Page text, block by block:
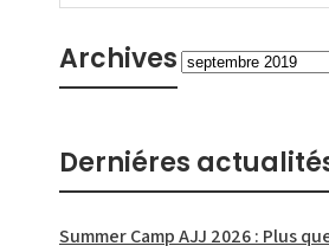
ArchivesArchives
Derniéres
Summer Camp AJJ 2026 : Plus